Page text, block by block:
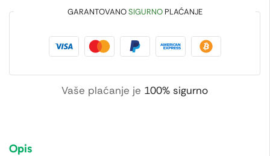
GARANTOVANOSIGURNOPLAĆANJE
Vaše plaćanje je 100% sigurno
Opis